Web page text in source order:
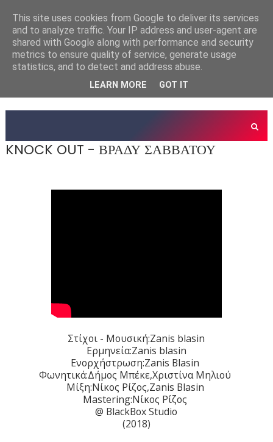
KNOCK OUT - ΒΡΑΔΥ ΣΑΒΒΑΤΟΥ
Στίχοι - Μουσική:Zanis blasin
Ερμηνεία:Zanis blasin
Ενορχήστρωση:Zanis Blasin
Φωνητικά:Δήμος Μπέκε,Χριστίνα Μηλιού
Μίξη:Νίκος Ρίζος,Zanis Blasin
Mastering:Νίκος Ρίζος
@ BlackBox Studio
(2018)
This site uses cookies from Google to deliver its services
and to analyze traffic. Your IP address and user-agent are
shared with Google along with performance and security
metrics to ensure quality of service, generate usage
statistics, and to detect and address abuse.
LEARN MORE GOT IT